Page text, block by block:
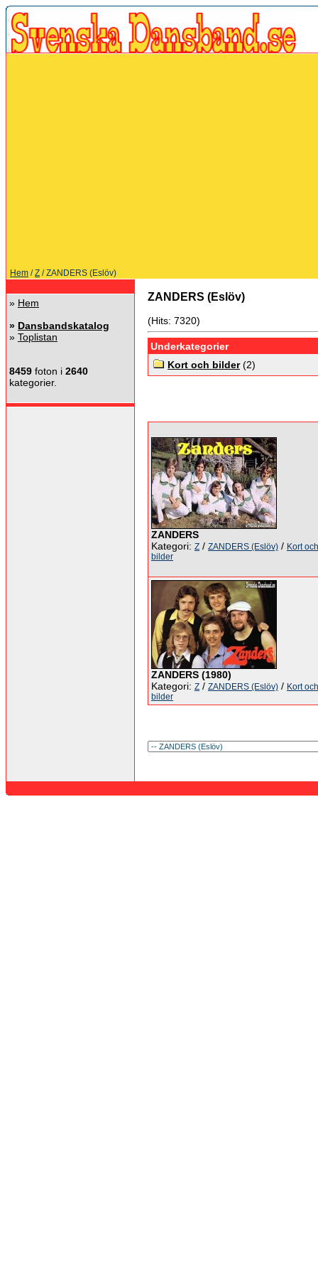
Hem /Z / ZANDERS (Eslöv)
» Hem
» Dansbandskatalog
» Toplistan
8459 foton i 2640
kategorier.
ZANDERS (Eslöv)
(Hits: 7320)
Underkategorier
Kort och bilder(2)
ZANDERS
Kategori: Z / ZANDERS (Eslöv) / Kort och
bilder
ZANDERS (1980)
Kategori: Z / ZANDERS (Eslöv) / Kort och
bilder